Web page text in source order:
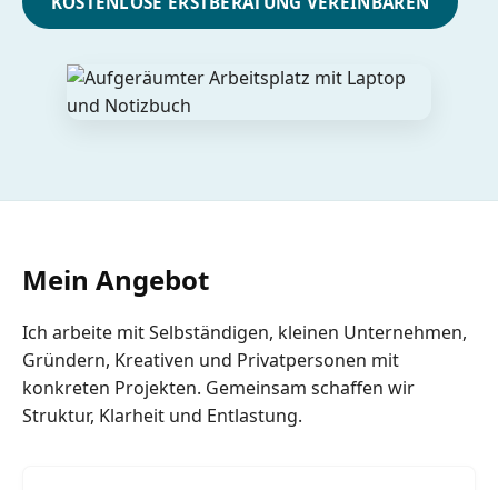
Mein Angebot
Ich arbeite mit Selbständigen, kleinen Unternehmen,
Gründern, Kreativen und Privatpersonen mit
konkreten Projekten. Gemeinsam schaffen wir
Struktur, Klarheit und Entlastung.